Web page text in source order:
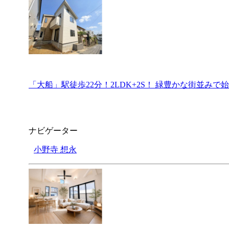
「大船」駅徒歩22分！2LDK+2S！ 緑豊かな街並みで
ナビゲーター
小野寺 想永